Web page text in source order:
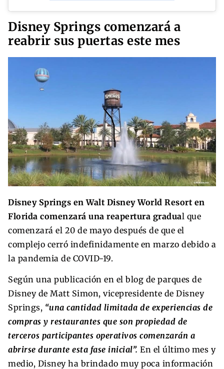
Disney Springs comenzará a
reabrir sus puertas este mes
Disney Springs en Walt Disney World Resort en
Florida comenzará una reapertura gradual que
comenzará el 20 de mayo después de que el
complejo cerró indefinidamente en marzo debido a
la pandemia de COVID-19.
Según una publicación en el blog de parques de
Disney de Matt Simon, vicepresidente de Disney
Springs, “una cantidad limitada de experiencias de
compras y restaurantes que son propiedad de
terceros participantes operativos comenzarán a
abrirse durante esta fase inicial”. En el último mes y
medio, Disney ha brindado muy poca información